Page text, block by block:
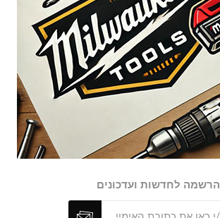
הרשמה לחדשות ועדכונים